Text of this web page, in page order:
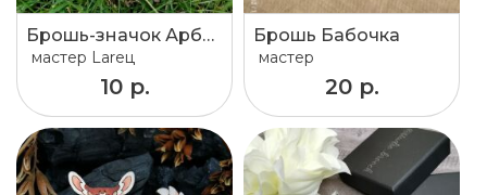
Брошь-значок Арбузик.
мастер Lareц
10 р.
Брошь Бабочка
мастер
20 р.